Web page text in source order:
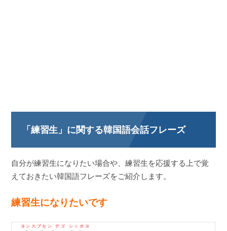
「練習生」に関する韓国語会話フレーズ
自分が練習生になりたい場合や、練習生を応援する上で覚
えておきたい韓国語フレーズをご紹介します。
練習生になりたいです
ヨンスプセン デゴ シッポヨ